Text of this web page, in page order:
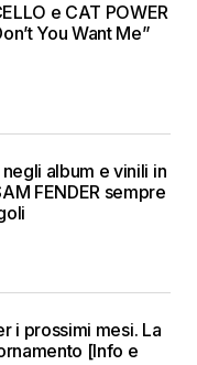
e CAT POWER
You Want Me”
negli album e vinili in
FENDER sempre
i prossimi mesi. La
[Info e